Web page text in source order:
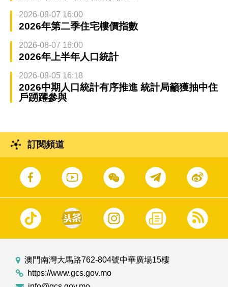
2026-08-07 16:00
2026年第二季住宅樓價指數
2026-08-07 16:00
2026年上半年人口統計
2026-08-05 16:18
2026中期人口統計有序推進 統計局籲獲抽中住
戶踴躍參與
訂閱頻道
澳門南灣大馬路762-804號中華廣場15樓
https://www.gcs.gov.mo